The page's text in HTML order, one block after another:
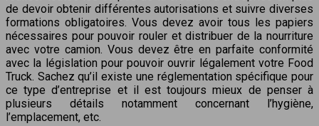
de devoir obtenir différentes autorisations et suivre diverses
formations obligatoires. Vous devez avoir tous les papiers
nécessaires pour pouvoir rouler et distribuer de la nourriture
avec votre camion. Vous devez être en parfaite conformité
avec la législation pour pouvoir ouvrir légalement votre Food
Truck. Sachez qu’il existe une réglementation spécifique pour
ce type d’entreprise et il est toujours mieux de penser à
plusieurs détails notamment concernant l’hygiène,
l’emplacement, etc.